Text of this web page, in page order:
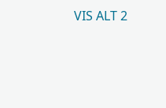
VIS ALT 2